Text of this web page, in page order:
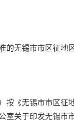
无锡市市区征地
按《无锡市市区
关于印发无锡市